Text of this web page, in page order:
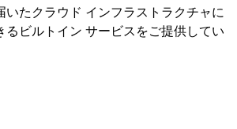
いたクラウド インフラストラクチャに
るビルトイン サービスをご提供してい